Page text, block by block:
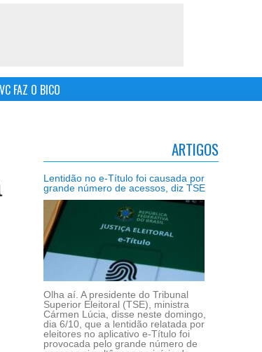
VC FAZ O BICO
ARTIGOS
Lentidão no e-Título foi causada por
grande número de acessos, diz TSE
Olha aí. A presidente do Tribunal
Superior Eleitoral (TSE), ministra
Cármen Lúcia, disse neste domingo,
dia 6/10, que a lentidão relatada por
eleitores no aplicativo e-Título foi
provocada pelo grande número de